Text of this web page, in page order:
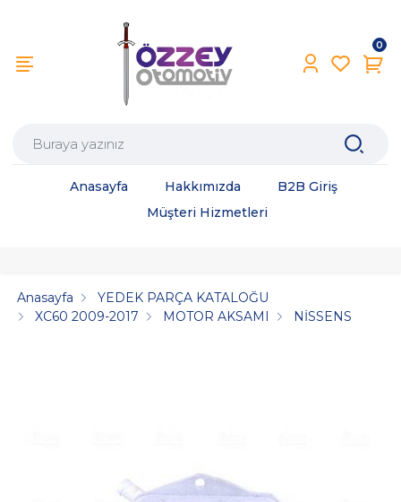
0
Anasayfa Hakkımızda
B2B Giriş
Müşteri Hizmetleri
Anasayfa
YEDEK PARÇA KATALOĞU
XC60 2009-2017
MOTOR AKSAMI NİSSENS